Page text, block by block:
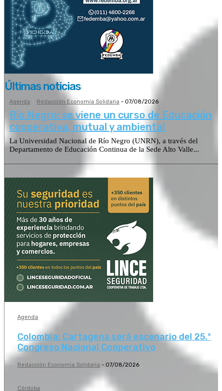
Últimas noticias
Agenda Redacción Economía Solidaria - 07/08/2026
Río Negro: se viene un curso de Educación
cooperativa, mutual y ambiental
La Universidad Nacional de Río Negro (UNRN), a través del
Departamento de Educación Continua de la Sede Alto Valle...
Agenda
Colombia: Cartagena será escenario del 25.º
Congreso Nacional Cooperativo
Redacción Economía Solidaria - 07/08/2026
Córdoba